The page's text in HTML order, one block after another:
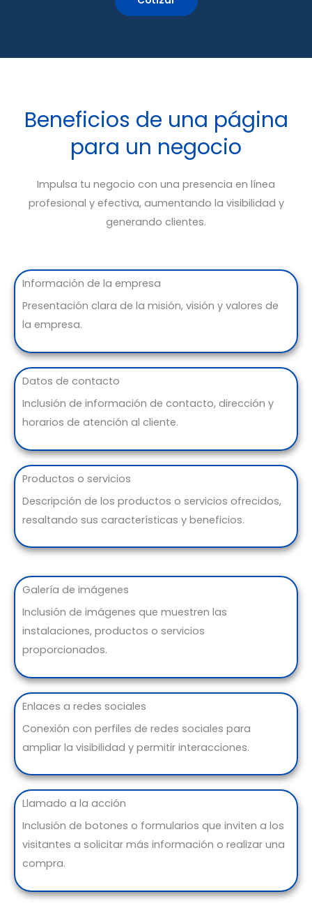
Beneficios de una página
para un negocio
Impulsa tu negocio con una presencia en línea
profesional y efectiva, aumentando la visibilidad y
generando clientes.
Información de la empresa
Presentación clara de la misión, visión y valores de
la empresa.
Datos de contacto
Inclusión de información de contacto, dirección y
horarios de atención al cliente.
Productos o servicios
Descripción de los productos o servicios ofrecidos,
resaltando sus características y beneficios.
Galería de imágenes
Inclusión de imágenes que muestren las
instalaciones, productos o servicios
proporcionados.
Enlaces a redes sociales
Conexión con perfiles de redes sociales para
ampliar la visibilidad y permitir interacciones.
Llamado a la acción
Inclusión de botones o formularios que inviten a los
visitantes a solicitar más información o realizar una
compra.